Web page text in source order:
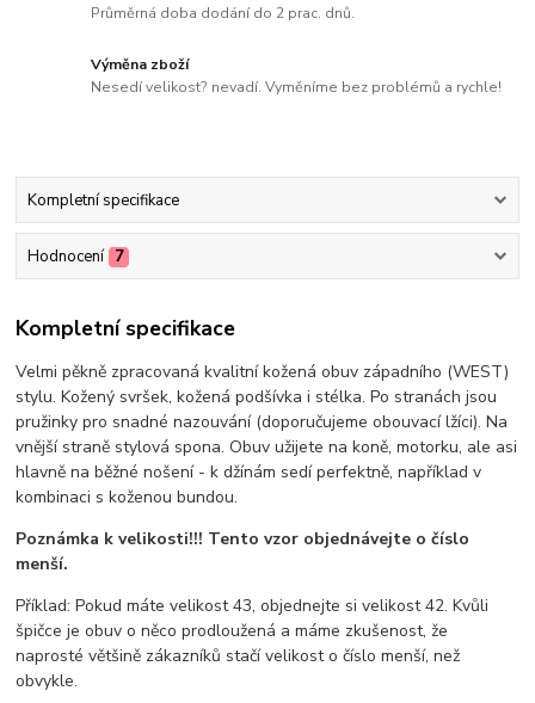
Průměrná doba dodání do 2 prac. dnů.
Výměna zboží
Nesedí velikost? nevadí. Vyměníme bez problémů a rychle!
Kompletní specifikace
Hodnocení 7
Kompletní specifikace
Velmi pěkně zpracovaná kvalitní kožená obuv západního (WEST)
stylu. Kožený svršek, kožená podšívka i stélka. Po stranách jsou
pružinky pro snadné nazouvání (doporučujeme obouvací lžíci). Na
vnější straně stylová spona. Obuv užijete na koně, motorku, ale asi
hlavně na běžné nošení - k džínám sedí perfektně, například v
kombinaci s koženou bundou.
Poznámka k velikosti!!! Tento vzor objednávejte o číslo
menší.
Příklad: Pokud máte velikost 43, objednejte si velikost 42. Kvůli
špičce je obuv o něco prodloužená a máme zkušenost, že
naprosté většině zákazníků stačí velikost o číslo menší, než
obvykle.